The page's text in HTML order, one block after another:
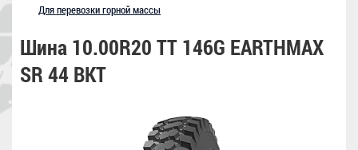
Для перевозки горной массы
Шина 10.00R20 TT 146G EARTHMAX
SR 44 BKT